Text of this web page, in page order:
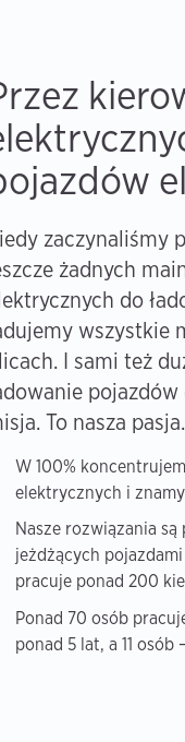
zaczynaliśmy
żadnych
do
wszystkie
I sami też
To nasza pasja.
W 100%
elektrycznych i
Nasze rozwiązania
jeżdżących
pracuje ponad 200
Ponad 70 osób
ponad 5 lat, a 11 osób